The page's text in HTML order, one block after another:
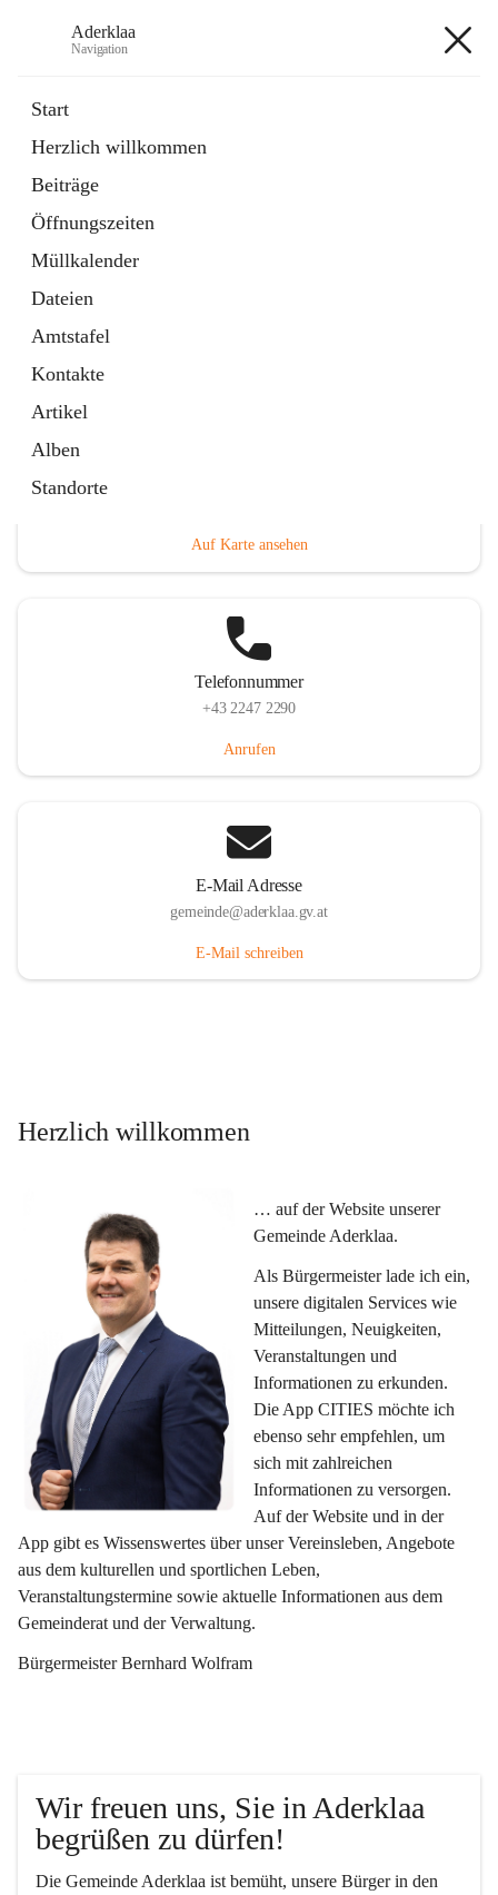
Aderklaa
Navigation
Start
Herzlich willkommen
Beiträge
Öffnungszeiten
Müllkalender
Dateien
Amtstafel
Kontakte
Artikel
Alben
Standorte
6 Schnellzugriffe
Gemeinde
3 Schnellzugriffe
Auf Karte ansehen
Telefonnummer
+43 2247 2290
Anrufen
E-Mail Adresse
gemeinde@aderklaa.gv.at
E-Mail schreiben
Herzlich willkommen
… auf der Website unserer
Gemeinde Aderklaa.
Als Bürgermeister lade ich ein,
unsere digitalen Services wie
Mitteilungen, Neuigkeiten,
Veranstaltungen und
Informationen zu erkunden.
Die App CITIES möchte ich
ebenso sehr empfehlen, um
sich mit zahlreichen
Informationen zu versorgen.
Auf der Website und in der
App gibt es Wissenswertes über unser Vereinsleben, Angebote
aus dem kulturellen und sportlichen Leben,
Veranstaltungstermine sowie aktuelle Informationen aus dem
Gemeinderat und der Verwaltung.
Bürgermeister Bernhard Wolfram
Wir freuen uns, Sie in Aderklaa
begrüßen zu dürfen!
Die Gemeinde Aderklaa ist bemüht, unsere Bürger in den